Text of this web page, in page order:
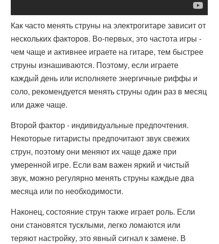
Как часто менять струны на электрогитаре зависит от
нескольких факторов. Во-первых, это частота игры -
чем чаще и активнее играете на гитаре, тем быстрее
струны изнашиваются. Поэтому, если играете
каждый день или исполняете энергичные риффы и
соло, рекомендуется менять струны один раз в месяц
или даже чаще.
Второй фактор - индивидуальные предпочтения.
Некоторые гитаристы предпочитают звук свежих
струн, поэтому они меняют их чаще даже при
умеренной игре. Если вам важен яркий и чистый
звук, можно регулярно менять струны каждые два
месяца или по необходимости.
Наконец, состояние струн также играет роль. Если
они становятся тусклыми, легко ломаются или
теряют настройку, это явный сигнал к замене. В